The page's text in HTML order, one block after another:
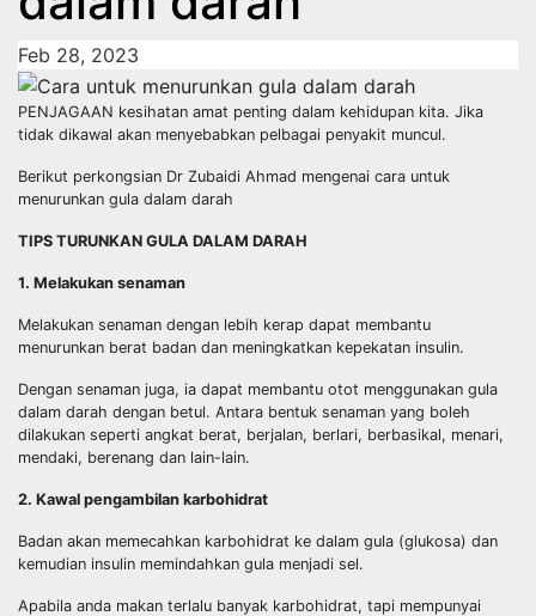
Feb 28, 2023
PENJAGAAN kesihatan amat penting dalam kehidupan kita. Jika
tidak dikawal akan menyebabkan pelbagai penyakit muncul.
Berikut perkongsian Dr Zubaidi Ahmad mengenai cara untuk
menurunkan gula dalam darah
TIPS TURUNKAN GULA DALAM DARAH
1. Melakukan senaman
Melakukan senaman dengan lebih kerap dapat membantu
menurunkan berat badan dan meningkatkan kepekatan insulin.
Dengan senaman juga, ia dapat membantu otot menggunakan gula
dalam darah dengan betul. Antara bentuk senaman yang boleh
dilakukan seperti angkat berat, berjalan, berlari, berbasikal, menari,
mendaki, berenang dan lain-lain.
2. Kawal pengambilan karbohidrat
Badan akan memecahkan karbohidrat ke dalam gula (glukosa) dan
kemudian insulin memindahkan gula menjadi sel.
Apabila anda makan terlalu banyak karbohidrat, tapi mempunyai